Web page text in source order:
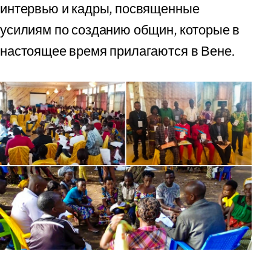
интервью и кадры, посвященные
усилиям по созданию общин, которые в
настоящее время прилагаются в Вене.